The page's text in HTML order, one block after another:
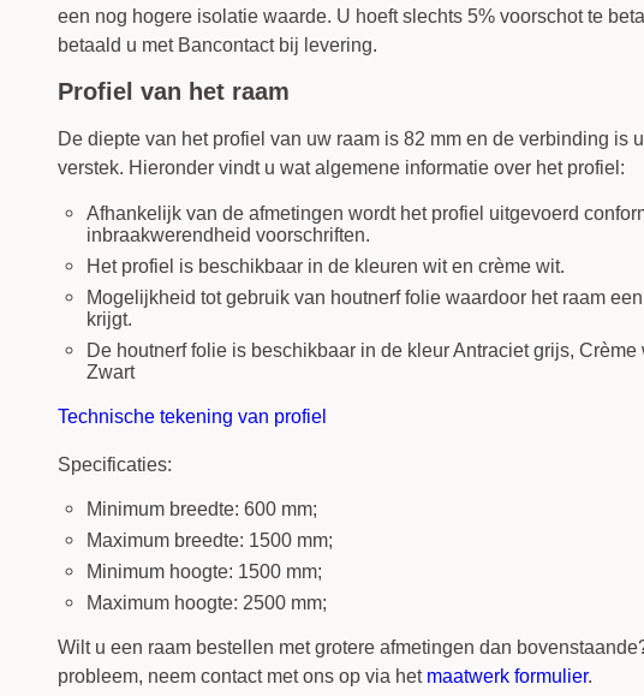
een nog hogere isolatie waarde. U hoeft slechts 5% voorschot te
betaald u met Bancontact bij levering.
Profiel van het raam
De diepte van het profiel van uw raam is 82 mm en de verbinding is
verstek. Hieronder vindt u wat algemene informatie over het profiel:
Afhankelijk van de afmetingen wordt het profiel uitgevoerd
inbraakwerendheid voorschriften.
Het profiel is beschikbaar in de kleuren wit en crème wit.
Mogelijkheid tot gebruik van houtnerf folie waardoor het raam
krijgt.
De houtnerf folie is beschikbaar in de kleur Antraciet grijs, Crème
Zwart
Technische tekening van profiel
Specificaties:
Minimum breedte: 600 mm;
Maximum breedte: 1500 mm;
Minimum hoogte: 1500 mm;
Maximum hoogte: 2500 mm;
Wilt u een raam bestellen met grotere afmetingen dan
probleem, neem contact met ons op via het maatwerk formulier.